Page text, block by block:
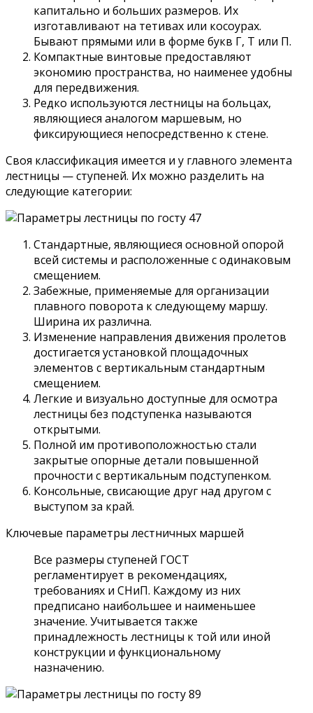
капитально и больших размеров. Их
изготавливают на тетивах или косоурах.
Бывают прямыми или в форме букв Г, Т или П.
Компактные винтовые предоставляют
экономию пространства, но наименее удобны
для передвижения.
Редко используются лестницы на больцах,
являющиеся аналогом маршевым, но
фиксирующиеся непосредственно к стене.
Своя классификация имеется и у главного элемента
лестницы — ступеней. Их можно разделить на
следующие категории:
Стандартные, являющиеся основной опорой
всей системы и расположенные с одинаковым
смещением.
Забежные, применяемые для организации
плавного поворота к следующему маршу.
Ширина их различна.
Изменение направления движения пролетов
достигается установкой площадочных
элементов с вертикальным стандартным
смещением.
Легкие и визуально доступные для осмотра
лестницы без подступенка называются
открытыми.
Полной им противоположностью стали
закрытые опорные детали повышенной
прочности с вертикальным подступенком.
Консольные, свисающие друг над другом с
выступом за край.
Ключевые параметры лестничных маршей
Все размеры ступеней ГОСТ
регламентирует в рекомендациях,
требованиях и СНиП. Каждому из них
предписано наибольшее и наименьшее
значение. Учитывается также
принадлежность лестницы к той или иной
конструкции и функциональному
назначению.